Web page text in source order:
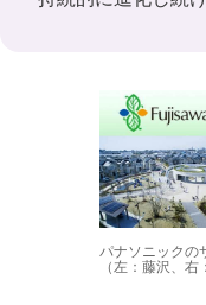
パナソニックの
（左：藤沢、右